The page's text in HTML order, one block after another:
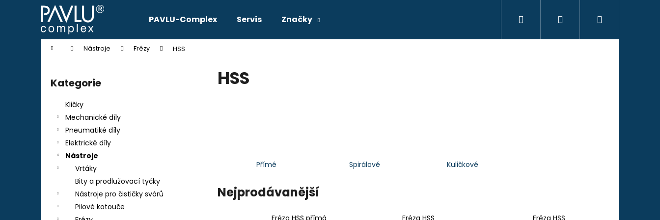
PAVLU-Complex Servis Značky Přihlášení
Domů Nástroje Frézy HSS
Přeskočit
kategorie
Kategorie
Kličky
Mechanické díly
Pneumatiké díly
Elektrické díly
Nástroje
Vrtáky
Bity a prodlužovací tyčky
Nástroje pro čističky svárů
Pilové kotouče
HSS
Přímé Spirálové Kuličkové
Nejprodávanější
Zpět
Zpět